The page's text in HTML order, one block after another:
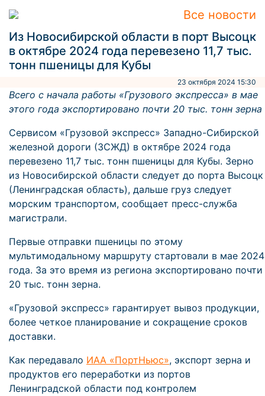
Все новости
Из Новосибирской области в порт Высоцк
в октябре 2024 года перевезено 11,7 тыс.
тонн пшеницы для Кубы
23 октября 2024 15:30
Всего с начала работы «Грузового экспресса» в мае
этого года экспортировано почти 20 тыс. тонн зерна
Сервисом «Грузовой экспресс» Западно-Сибирской
железной дороги (ЗСЖД) в октябре 2024 года
перевезено 11,7 тыс. тонн пшеницы для Кубы. Зерно
из Новосибирской области следует до порта Высоцк
(Ленинградская область), дальше груз следует
морским транспортом, сообщает пресс-служба
магистрали.
Первые отправки пшеницы по этому
мультимодальному маршруту стартовали в мае 2024
года. За это время из региона экспортировано почти
20 тыс. тонн зерна.
«Грузовой экспресс» гарантирует вывоз продукции,
более четкое планирование и сокращение сроков
доставки.
Как передавало ИАА «ПортНьюс», экспорт зерна и
продуктов его переработки из портов
Ленинградской области под контролем